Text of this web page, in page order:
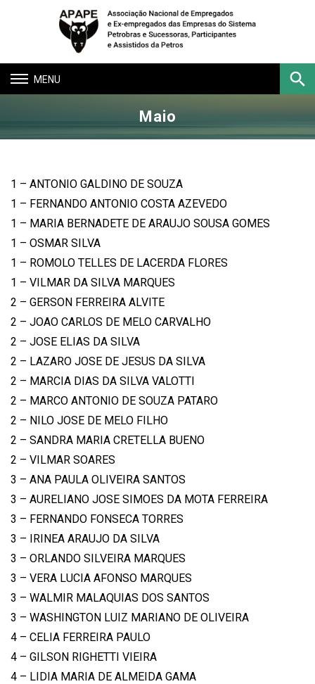
Toggle
navigation
Maio
1 – ANTONIO GALDINO DE SOUZA
1 – FERNANDO ANTONIO COSTA AZEVEDO
1 – MARIA BERNADETE DE ARAUJO SOUSA GOMES
1 – OSMAR SILVA
1 – ROMOLO TELLES DE LACERDA FLORES
1 – VILMAR DA SILVA MARQUES
2 – GERSON FERREIRA ALVITE
2 – JOAO CARLOS DE MELO CARVALHO
2 – JOSE ELIAS DA SILVA
2 – LAZARO JOSE DE JESUS DA SILVA
2 – MARCIA DIAS DA SILVA VALOTTI
2 – MARCO ANTONIO DE SOUZA PATARO
2 – NILO JOSE DE MELO FILHO
2 – SANDRA MARIA CRETELLA BUENO
2 – VILMAR SOARES
3 – ANA PAULA OLIVEIRA SANTOS
3 – AURELIANO JOSE SIMOES DA MOTA FERREIRA
3 – FERNANDO FONSECA TORRES
3 – IRINEA ARAUJO DA SILVA
3 – ORLANDO SILVEIRA MARQUES
3 – VERA LUCIA AFONSO MARQUES
3 – WALMIR MALAQUIAS DOS SANTOS
3 – WASHINGTON LUIZ MARIANO DE OLIVEIRA
4 – CELIA FERREIRA PAULO
4 – GILSON RIGHETTI VIEIRA
4 – LIDIA MARIA DE ALMEIDA GAMA